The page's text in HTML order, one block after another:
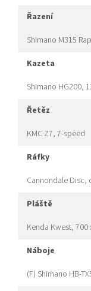
řazení
Shimano M315
kazeta
Shimano HG200,
řetěz
KMC Z7, 7-speed
ráfky
Cannondale Disc,
pláště
Kenda Kwest,
náboje
(F) Shimano HB-